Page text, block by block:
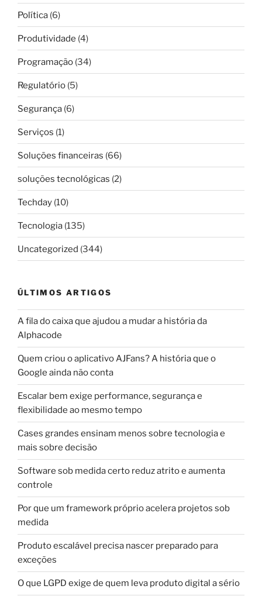
Política (6)
Produtividade (4)
Programação (34)
Regulatório (5)
Segurança (6)
Serviços (1)
Soluções financeiras (66)
soluções tecnológicas (2)
Techday (10)
Tecnologia (135)
Uncategorized (344)
ÚLTIMOS ARTIGOS
A fila do caixa que ajudou a mudar a história da
Alphacode
Quem criou o aplicativo AJFans? A história que o
Google ainda não conta
Escalar bem exige performance, segurança e
flexibilidade ao mesmo tempo
Cases grandes ensinam menos sobre tecnologia e
mais sobre decisão
Software sob medida certo reduz atrito e aumenta
controle
Por que um framework próprio acelera projetos sob
medida
Produto escalável precisa nascer preparado para
exceções
O que LGPD exige de quem leva produto digital a sério